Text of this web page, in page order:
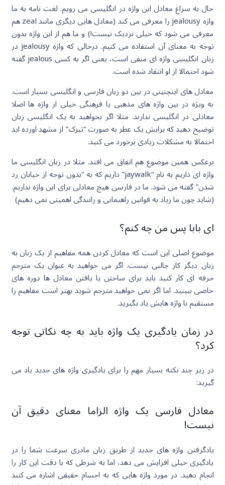
حال به سراغ معادل این واژه در انگلیسی می رویم. لغت نامه به ما
واژه jealousy را معرفی می کند (معادل هایی دیگری مانند zeal هم
معرفی می شود که خیلی نزدیک نیست!) و ما هم از این واژه بدون
توجه به معنای آن استفاده می کنیم. درحالی که واژه jealousy در
زبان انگلیسی واژه ای منفی است، یعنی اگر به کسی jealous گفته
شود احتمالا از او انتقاد شده است.
معادل های اینچنینی در بین دو زبان فارسی و انگلیسی بسیار است.
به ویژه در بین واژه های مذهبی یا فرهنگی خیلی از واژه ها اصلا
معادلی در انگلیسی ندارند. مثلا اگر بخواهید به یک انگلیسی زبان
توضیح دهید که برایش یک عطر به صورت “تبرک” از مشهد اورده اید
احتمالا به مشکلات زیادی برخورد می کنید.
برعکس همین موضوع هم اتفاق می افتد. مثلا در زبان انگلیسی ما
واژه ای داریم به نام “jaywalk” داریم که به “بدون توجه از خیابان رد
شدن” گفته می شود. ما در فارسی هیچ معادلی برای این واژه نداریم.
(شاید چون ما زیاد به قوانین راهنمایی و رانندگی اهمیتی نمی دهیم)
ای بابا پس من چه کنم؟
موضوع اصلی این است که معادل کردن همه مفاهیم از یک زبان به
زبان دیگر کار جالبی نیست. اگر می خواهید به عنوان یک مترجم
حرفه ای کار کنید باید برای ساختن یا یافتن معادل ها دوره های
خاصی ببینید. اما اگر نمی خواهید مترجم شوید بهتر است مفاهیم را
مستقیم با واژه هایش یاد بگیرید.
در زمان یادگیری یک واژه باید به چه نکاتی توجه
کرد؟
در زیر چند نکته بسیار مهم را برای یادگیری واژه های جدید یاد می
گیرید:
معادل فارسی یک واژه الزاما معنای دقیق آن
نیست!
یادگرفتن واژه های جدید از طریق زبان مادری سرعت شما را در
یادگیری خیلی افزایش می دهد، اما به شرطی که با دقت این کار را
انجام دهید. در مورد واژه هایی که به اجسام حقیقی اشاره می کنند